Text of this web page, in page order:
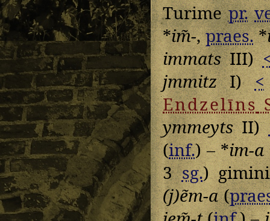
Turimepr.
*im̃-,praes.*
immatsIII)
jmmitzI)<
Endzelīns
ymmeytsII)
(inf.) – *im-a
3sg.)
(j)ẽm-a(